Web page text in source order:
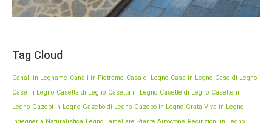
Tag Cloud
Canali in Legname Canali in Pietrame Casa di Legno Casa in Legno Case di Legno
Case in Legno Casetta di Legno Casetta in Legno Casette di Legno Casette in
Legno Gazebi in Legno Gazebo di Legno Gazebo in Legno Grata Viva in Legno